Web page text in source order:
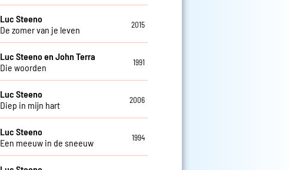
Luc Steeno
De zomer van je leven
2015
Luc Steeno en John Terra
Die woorden
1991
Luc Steeno
Diep in mijn hart
2006
Luc Steeno
Een meeuw in de sneeuw
1994